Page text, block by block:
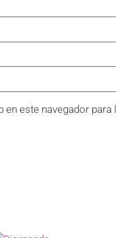
este navegador